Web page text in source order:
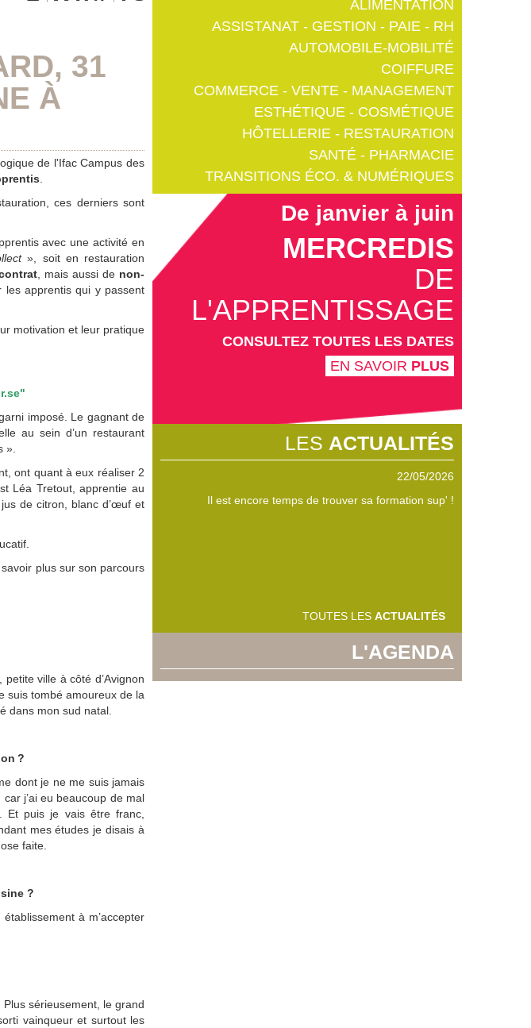
31
À
de l'Ifac Campus des
ces derniers sont
avec une activité en
», soit en restauration
, mais aussi de non-
apprentis qui y passent
motivation et leur pratique
imposé. Le gagnant de
au sein d’un restaurant
».
, ont quant à eux réaliser 2
Léa Tretout, apprentie au
de citron, blanc d’œuf et
plus sur son parcours
ville à côté d’Avignon
suis tombé amoureux de la
dans mon sud natal.
?
dont je ne me suis jamais
j’ai eu beaucoup de mal
Et puis je vais être franc,
mes études je disais à
faite.
?
à m’accepter
sérieusement, le grand
vainqueur et surtout les
ALIMENTATION
ASSISTANAT - GESTION - PAIE - RH
AUTOMOBILE-MOBILITÉ
COIFFURE
COMMERCE - VENTE - MANAGEMENT
ESTHÉTIQUE - COSMÉTIQUE
HÔTELLERIE - RESTAURATION
SANTÉ - PHARMACIE
TRANSITIONS ÉCO. & NUMÉRIQUES
De janvier à juin
MERCREDIS
DE
L'APPRENTISSAGE
CONSULTEZ TOUTES LES DATES
EN SAVOIR PLUS
LES ACTUALITÉS
22/07/2026
beaux résultats aux examens
22/05/2026
Il est encore temps de trouver sa formation sup' !
TOUTES LES ACTUALITÉS
L'AGENDA